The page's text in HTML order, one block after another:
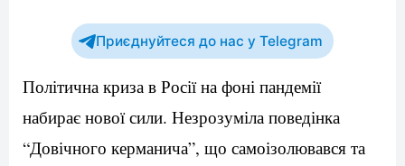
Приєднуйтеся до нас у Telegram
Політична криза в Росії на фоні пандемії
набирає нової сили. Незрозуміла поведінка
“Довічного керманича”, що самоізолювався та